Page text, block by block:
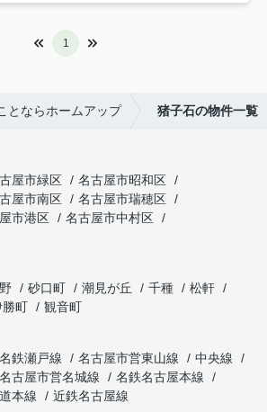
1
とならホームアップ 猪子石の物件一覧
屋市緑区
名古屋市昭和区
屋市南区
名古屋市瑞穂区
市港区
名古屋市中村区
砂口町 潮見が丘 千種
松軒
勝町
観音町
名鉄瀬戸線 名古屋市営東山線
中央線
名古屋市営名城線
名鉄名古屋本線
本線
近鉄名古屋線